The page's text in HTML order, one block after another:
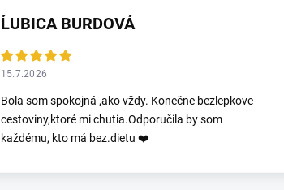
ĹUBICA BURDOVÁ
15.7.2026
Bola som spokojná ,ako vždy. Konečne bezlepkove
cestoviny,ktoré mi chutia.Odporučila by som
každému, kto má bez.dietu ❤️